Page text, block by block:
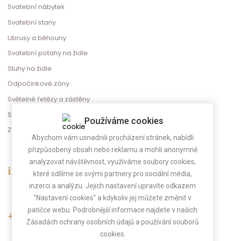
Svatební nábytek
Svatební stany
Ubrusy a běhouny
Svatební potahy na židle
Stuhy na židle
Odpočinkové zóny
Světelné řetězy a zástěny
Svatební dekorace
Zábava na svatbu
info@gregorevent.cz
+420 775 025 800
Používáme cookies
Abychom vám usnadnili procházení stránek, nabídli
přizpůsobený obsah nebo reklamu a mohli anonymně
analyzovat návštěvnost, využíváme soubory cookies,
které sdílíme se svými partnery pro sociální média,
inzerci a analýzu. Jejich nastavení upravíte odkazem
"Nastavení cookies" a kdykoliv jej můžete změnit v
patičce webu. Podrobnější informace najdete v našich
Zásadách ochrany osobních údajů a používání souborů
cookies.